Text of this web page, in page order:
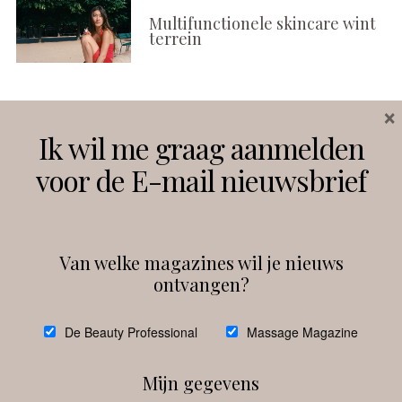
Multifunctionele skincare wint
terrein
Instagram Facebook
debeautyprofessional
Ik wil me graag aanmelden
voor de E-mail nieuwsbrief
Van welke magazines wil je nieuws
ontvangen?
De Beauty Professional Massage Magazine
Mijn gegevens
×